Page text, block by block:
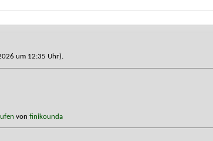
um 12:35 Uhr).
von finikounda